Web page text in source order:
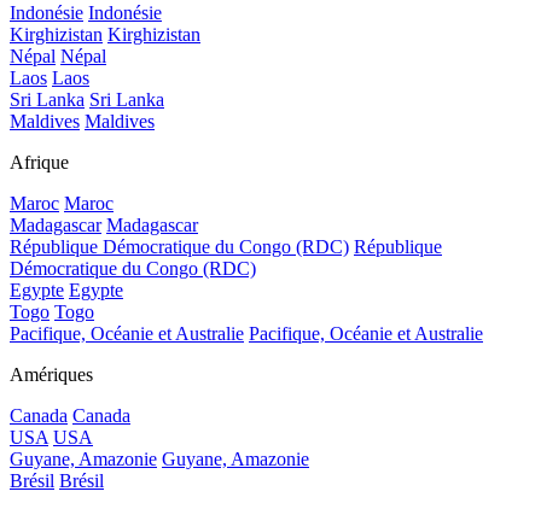
Indonésie Indonésie
Kirghizistan Kirghizistan
Népal Népal
Laos Laos
Sri Lanka Sri Lanka
Maldives Maldives
Afrique
Maroc Maroc
Madagascar Madagascar
République Démocratique du Congo (RDC) République
Démocratique du Congo (RDC)
Egypte Egypte
Togo Togo
Pacifique, Océanie et Australie Pacifique, Océanie et Australie
Amériques
Canada Canada
USA USA
Guyane, Amazonie Guyane, Amazonie
Brésil Brésil